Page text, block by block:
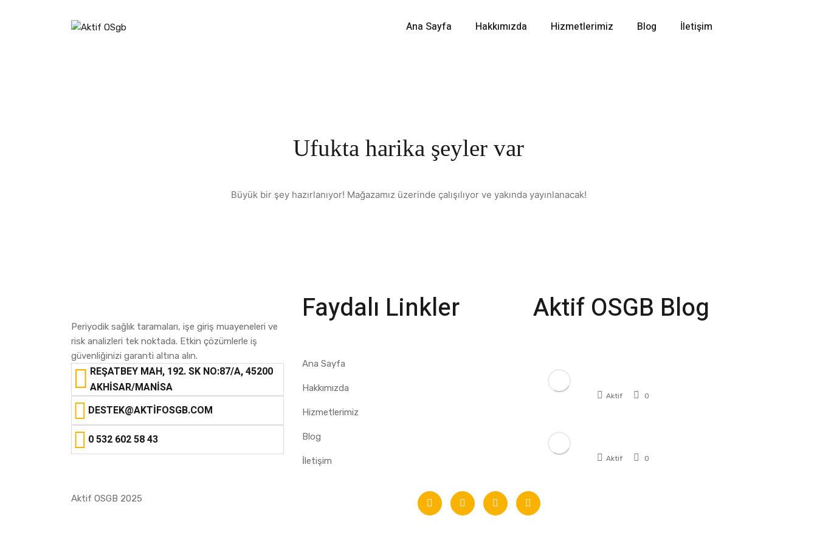
Ana Sayfa Hakkımızda Hizmetlerimiz Blog İletişim
Ufukta harika şeyler var
Büyük bir şey hazırlanıyor! Mağazamız üzerinde çalışılıyor ve yakında yayınlanacak!
Periyodik sağlık taramaları, işe giriş muayeneleri ve
risk analizleri tek noktada. Etkin çözümlerle iş
güvenliğinizi garanti altına alın.
REŞATBEY MAH, 192. SK NO:87/A, 45200
AKHISAR/MANISA
DESTEK@AKTIFOSGB.COM
0 532 602 58 43
Faydalı Linkler
Ana Sayfa
Hakkımızda
Hizmetlerimiz
Blog
İletişim
Aktif OSGB Blog
Aktif 0
Aktif 0
Aktif OSGB 2025